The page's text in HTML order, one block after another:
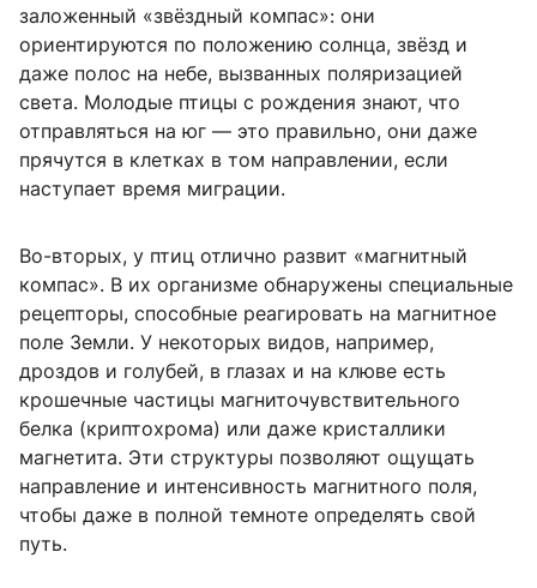
заложенный «звёздный компас»: они
ориентируются по положению солнца, звёзд и
даже полос на небе, вызванных поляризацией
света. Молодые птицы с рождения знают, что
отправляться на юг — это правильно, они даже
прячутся в клетках в том направлении, если
наступает время миграции.
Во-вторых, у птиц отлично развит «магнитный
компас». В их организме обнаружены специальные
рецепторы, способные реагировать на магнитное
поле Земли. У некоторых видов, например,
дроздов и голубей, в глазах и на клюве есть
крошечные частицы магниточувствительного
белка (криптохрома) или даже кристаллики
магнетита. Эти структуры позволяют ощущать
направление и интенсивность магнитного поля,
чтобы даже в полной темноте определять свой
путь.